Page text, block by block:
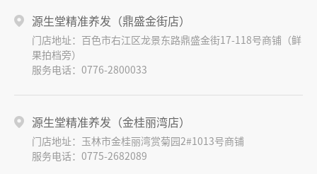
源生堂精准养发（鼎盛金街店）
门店地址：百色市右江区龙景东路鼎盛金街17-118号商铺（鲜
果拍档旁）
服务电话：0776-2800033
源生堂精准养发（金桂丽湾店）
门店地址：玉林市金桂丽湾赏菊园2#1013号商铺
服务电话：0775-2682089